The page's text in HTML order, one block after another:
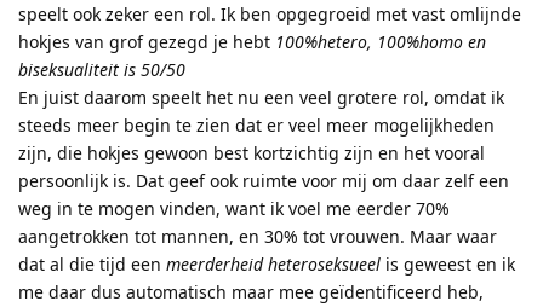
speelt ook zeker een rol. Ik ben opgegroeid met vast omlijnde
hokjes van grof gezegd je hebt 100%hetero, 100%homo en
biseksualiteit is 50/50
En juist daarom speelt het nu een veel grotere rol, omdat ik
steeds meer begin te zien dat er veel meer mogelijkheden
zijn, die hokjes gewoon best kortzichtig zijn en het vooral
persoonlijk is. Dat geef ook ruimte voor mij om daar zelf een
weg in te mogen vinden, want ik voel me eerder 70%
aangetrokken tot mannen, en 30% tot vrouwen. Maar waar
dat al die tijd een meerderheid heteroseksueel is geweest en ik
me daar dus automatisch maar mee geïdentificeerd heb,